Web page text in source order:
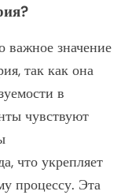
важное значение
так как она
в
чувствуют
что укрепляет
процессу. Эта